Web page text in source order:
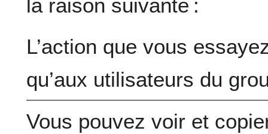
la raison suivante :
L’action que vous
qu’aux utilisateurs du
Vous pouvez voir et